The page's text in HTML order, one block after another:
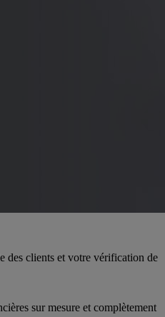
des clients et votre vérification de